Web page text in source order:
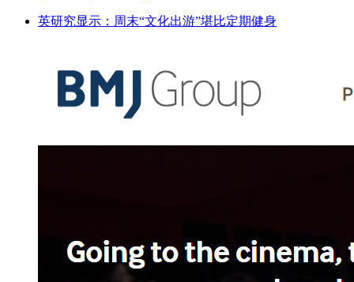
英研究显示：周末“文化出游”堪比定期健身